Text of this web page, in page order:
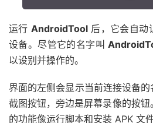
运行AndroidTool 后，它会自动
设备。尽管它的名字叫
以设别并操作的。
界面的左侧会显示当前连接设备
截图按钮，旁边是屏幕录像的按
的功能像运行脚本和安装 APK 文件